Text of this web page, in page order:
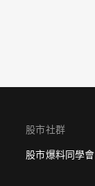
股市社群
股市爆料同學會